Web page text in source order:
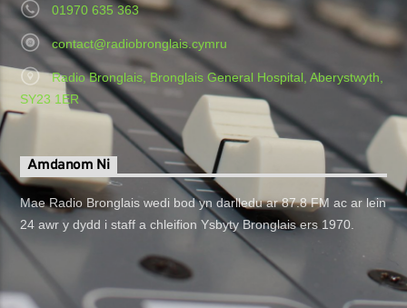
01970 635 363
contact@radiobronglais.cymru
Radio Bronglais, Bronglais General Hospital, Aberystwyth,
SY23 1ER
Amdanom Ni
Mae Radio Bronglais wedi bod yn darlledu ar 87.8 FM ac ar lein
24 awr y dydd i staff a chleifion Ysbyty Bronglais ers 1970.